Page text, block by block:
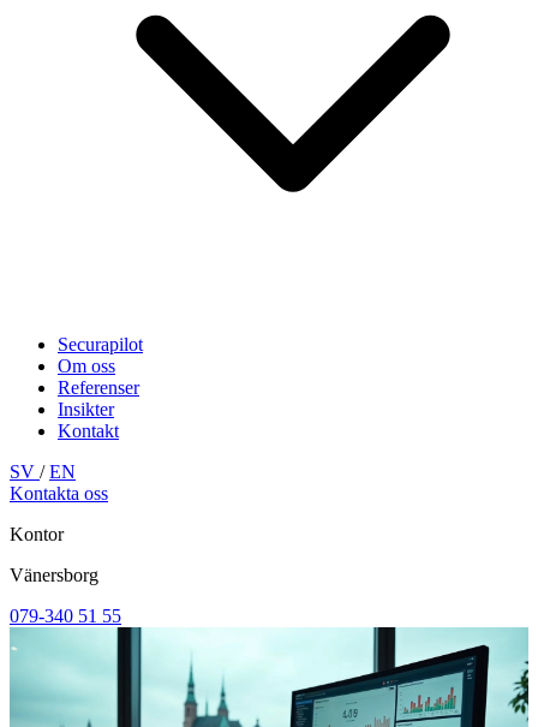
Securapilot
Om oss
Referenser
Insikter
Kontakt
SV / EN
Kontakta oss
Kontor
Vänersborg
079-340 51 55